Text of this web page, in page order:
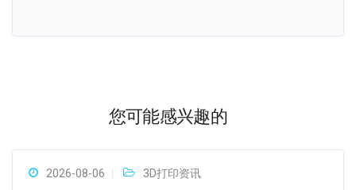
您可能感兴趣的
2026-08-06 3D打印资讯